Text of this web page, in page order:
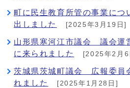
町に民生教育所管の事業につ
出しました
[2025年3月19日]
山形県寒河江市議会 議会運
に来られました
[2025年2月6
茨城県茨城町議会 広報委員
れました
[2025年1月28日]